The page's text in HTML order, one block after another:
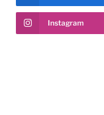
Instagram